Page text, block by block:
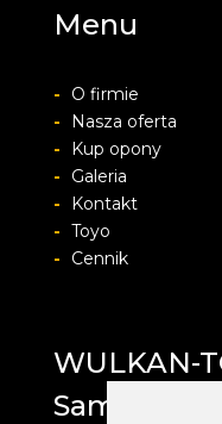
Menu
-
O firmie
-
Nasza oferta
-
Kup opony
-
Galeria
-
Kontakt
- Toyo
-
Cennik
WULKAN-